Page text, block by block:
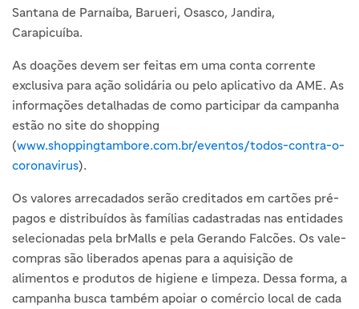
Santana de Parnaíba, Barueri, Osasco, Jandira,
Carapicuíba.
As doações devem ser feitas em uma conta corrente
exclusiva para ação solidária ou pelo aplicativo da AME. As
informações detalhadas de como participar da campanha
estão no site do shopping
(www.shoppingtambore.com.br/eventos/todos-contra-o-
coronavirus).
Os valores arrecadados serão creditados em cartões pré-
pagos e distribuídos às famílias cadastradas nas entidades
selecionadas pela brMalls e pela Gerando Falcões. Os vale-
compras são liberados apenas para a aquisição de
alimentos e produtos de higiene e limpeza. Dessa forma, a
campanha busca também apoiar o comércio local de cada